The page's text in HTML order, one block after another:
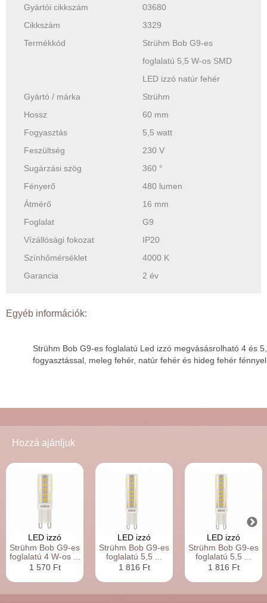
Gyártói cikkszám
03680
Cikkszám
3329
Termékkód
Strühm Bob G9-es
foglalatú 5,5 W-os SMD
LED izzó natúr fehér
Gyártó / márka
Strühm
Hossz
60 mm
Fogyasztás
5,5 watt
Feszültség
230 V
Sugárzási szög
360 °
Fényerő
480 lumen
Átmérő
16 mm
Foglalat
G9
Vízállósági fokozat
IP20
Színhőmérséklet
4000 K
Garancia
2 év
Egyéb információk:
Strühm Bob G9-es foglalatú Led izzó megvásásrolható 4 és
fogyasztással, meleg fehér, natúr fehér és hideg fehér
Hozzá ajánljuk
LED izzó
Strühm Bob G9-es
foglalatú 4 W-os ...
1 570 Ft
LED izzó
Strühm Bob G9-es
foglalatú 5,5 ...
1 816 Ft
LED izzó
Strühm Bob G9-es
foglalatú 5,5 ...
1 816 Ft